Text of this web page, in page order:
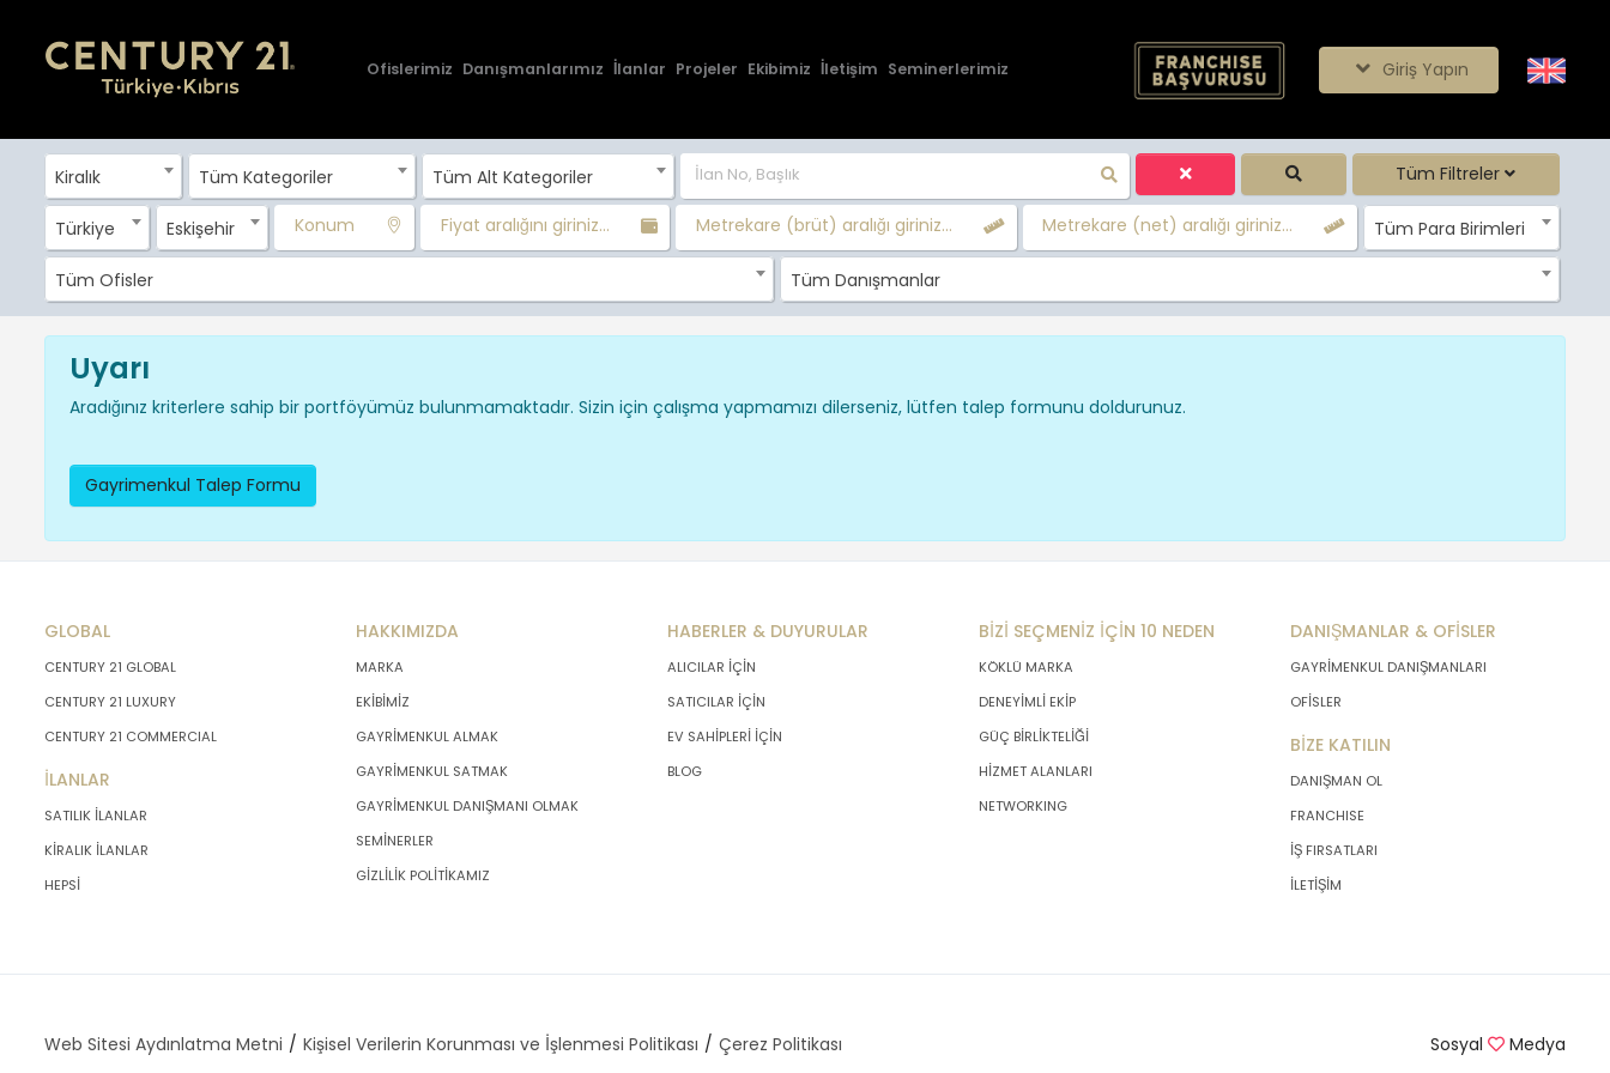
Ofislerimiz Danışmanlarımız İlanlar Projeler Ekibimiz İletişim Seminerlerimiz Giriş Yapın
Kiralık Tüm Kategoriler Tüm Alt Kategoriler Tüm Filtreler
Türkiye Eskişehir Konum Fiyat aralığını giriniz... Metrekare (brüt) aralığı giriniz... Metrekare (net) aralığı giriniz... Tüm Para Birimleri
Tüm Ofisler Tüm Danışmanlar
Uyarı
Aradığınız kriterlere sahip bir portföyümüz bulunmamaktadır. Sizin için çalışma yapmamızı dilerseniz, lütfen talep formunu doldurunuz.
Gayrimenkul Talep Formu
GLOBAL
CENTURY 21 GLOBAL
CENTURY 21 LUXURY
CENTURY 21 COMMERCIAL
İLANLAR
SATILIK İLANLAR
KİRALIK İLANLAR
HEPSİ
HAKKIMIZDA
MARKA
EKİBİMİZ
GAYRİMENKUL ALMAK
GAYRİMENKUL SATMAK
GAYRİMENKUL DANIŞMANI OLMAK
SEMİNERLER
GİZLİLİK POLİTİKAMIZ
HABERLER & DUYURULAR
ALICILAR İÇİN
SATICILAR İÇİN
EV SAHİPLERİ İÇİN
BLOG
BİZİ SEÇMENİZ İÇİN 10 NEDEN
KÖKLÜ MARKA
DENEYİMLİ EKİP
GÜÇ BİRLİKTELİĞİ
HİZMET ALANLARI
NETWORKING
DANIŞMANLAR & OFİSLER
GAYRİMENKUL DANIŞMANLARI
OFİSLER
BİZE KATILIN
DANIŞMAN OL
FRANCHISE
İŞ FIRSATLARI
İLETİŞİM
Web Sitesi Aydınlatma Metni Kişisel Verilerin Korunması ve İşlenmesi Politikası Çerez Politikası Sosyal Medya